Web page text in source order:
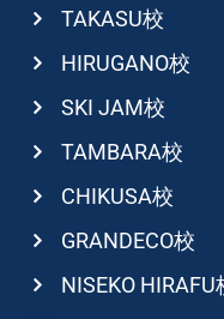
TAKASU校
HIRUGANO校
SKI JAM校
TAMBARA校
CHIKUSA校
GRANDECO校
NISEKO HIRAFU